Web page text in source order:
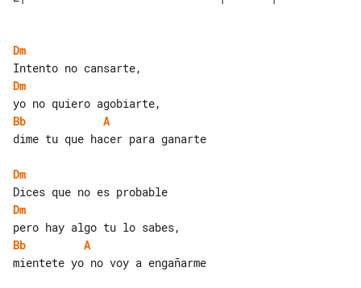
Dm
Dm
Bb
A
dime tu que hacer para ganarte
Dm
Dm
Bb
A
mientete yo no voy a engañarme